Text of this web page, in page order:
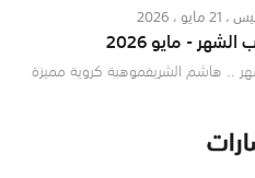
، 2026
- مايو 2026
.. هاشم الشريفموهبة كروية مميزة